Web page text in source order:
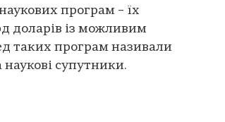
програм – їх
доларів із можливим
таких програм називали
супутники.